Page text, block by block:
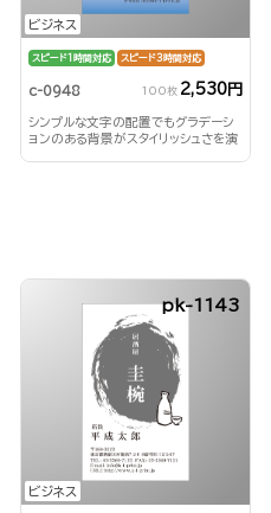
ビジネス
スピード1時間対応 スピード3時間対応
c-0948 100枚 2,530円
シンプルな文字の配置でもグラデーシ
ョンのある背景がスタイリッシュさを演
ビジネス
pk-1143